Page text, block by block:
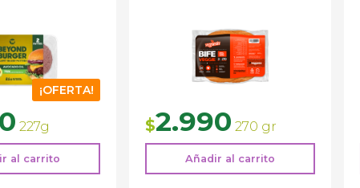
¡OFERTA!
precio
actual
es:
227g
al carrito
$2.990 270 gr
Añadir al carrito